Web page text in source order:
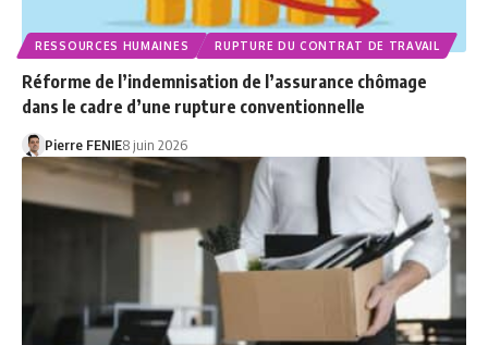
RESSOURCES HUMAINES RUPTURE DU CONTRAT DE TRAVAIL
Réforme de l’indemnisation de l’assurance chômage
dans le cadre d’une rupture conventionnelle
Pierre FENIE8 juin 2026